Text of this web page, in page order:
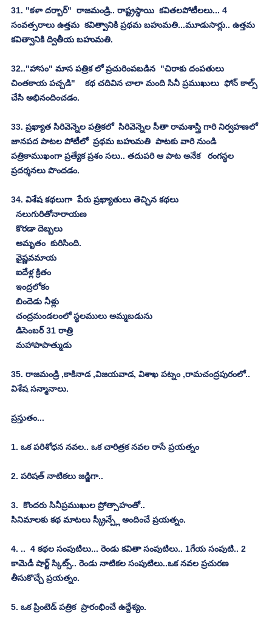
31. "కళా దర్బార్"  రాజమండ్రి.. రాష్ట్రస్థాయి  కవితలపోటీలలు... 4
సంవత్సరాలు ఉత్తమ  కవిత్వానికి ప్రథమ బహుమతి...మూడుసార్లు.. ఉత్తమ
కవిత్వానికి ద్వితీయ బహుమతి.
32.."హాసం" మాస పత్రిక లో ప్రచురింపబడిన  "చిరాకు దంపతులు
చింతకాయ పచ్చడి"    కథ చదివిన చాలా మంది సినీ ప్రముఖులు  ఫోన్ కాల్స్
చేసి అభినందించడం.
33. ప్రఖ్యాత సిరివెన్నెల పత్రికలో  సిరివెన్నెల సీతా రామశాస్త్రి గారి నిర్వహణలో
జానపద పాటల పోటీలో  ప్రథమ బహుమతి  పాటకు వారి నుండి
పత్రికాముఖంగా ప్రత్యేక ప్రశం సలు.. తదుపరి ఆ పాట అనేక   రంగస్థల
ప్రదర్శనలు పొందడం.
34. విశేష కథలుగా  పేరు ప్రఖ్యాతులు తెచ్చిన కథలు
నలుగురితోనారాయణ
కొరడా దెబ్బలు
అమృతం  కురిసింది.
వైష్ణవమాయ
ఐదేళ్ల క్రితం
ఇంద్రలోకం
బిందెడు నీళ్లు
చంద్రమండలంలో స్థలములు అమ్మబడును
డిసెంబర్ 31 రాత్రి
మహాపాపాత్ముడు
35. రాజమండ్రి ,కాకినాడ ,విజయవాడ, విశాఖ పట్నం ,రామచంద్రపురంలో..
విశేష సన్మానాలు.
ప్రస్తుతం...
1. ఒక పరిశోధన నవల.. ఒక చారిత్రక నవల రాసే ప్రయత్నం
2. పరిషత్ నాటికలు జడ్జిగా..
3.  కొందరు సినీప్రముఖుల ప్రోత్సాహంతో..
సినిమాలకు కథ మాటలు స్క్రీన్ప్లే అందించే ప్రయత్నం.
4. ..  4 కథల సంపుటిలు... రెండు కవితా సంపుటిలు.. 1గేయ సంపుటి.. 2
కామెడీ షార్ట్ స్కిట్స్.. రెండు నాటికల సంపుటిలు..ఒక నవల ప్రచురణ
తీసుకొచ్చే ప్రయత్నం.
5. ఒక ప్రింటెడ్ పత్రిక  ప్రారంభించే ఉద్దేశ్యం.